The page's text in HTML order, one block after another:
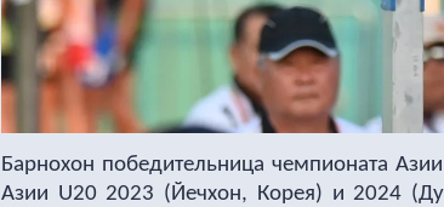
Барнохон победительница чемпионата
Азии U20 2023 (Йечхон, Корея) и 2024